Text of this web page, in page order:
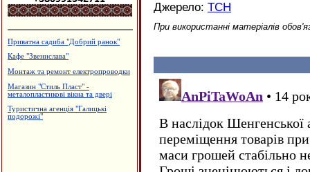
Приватна садиба "Добрий ранок"
Кафе "Звенислава"
Монтаж та ремонт електропроводки
Магазин "Стиль Пласт" -
металопластикові вікна та двері
Туристична агенція "Галицькі
подорожі"
Джерело: ТСН
При використанні матеріалів